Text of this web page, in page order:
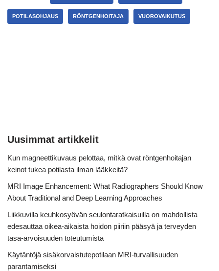
POTILASOHJAUS RÖNTGENHOITAJA VUOROVAIKUTUS
Uusimmat artikkelit
Kun magneettikuvaus pelottaa, mitkä ovat röntgenhoitajan
keinot tukea potilasta ilman lääkkeitä?
MRI Image Enhancement: What Radiographers Should Know
About Traditional and Deep Learning Approaches
Liikkuvilla keuhkosyövän seulontaratkaisuilla on mahdollista
edesauttaa oikea-aikaista hoidon piiriin pääsyä ja terveyden
tasa-arvoisuuden toteutumista
Käytäntöjä sisäkorvaistutepotilaan MRI-turvallisuuden
parantamiseksi